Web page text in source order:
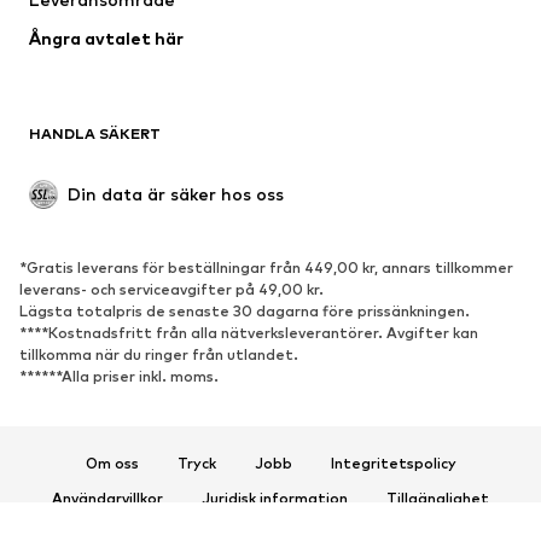
Tillfällen
Upcycling
Nytt
Boots & stövlar
Lågskor
Sportkläder
Sporttyper
Sportskor
ACCESSOARER
Ångra avtalet här
HANDLA SÄKERT
Din data är säker hos oss
*Gratis leverans för beställningar från 449,00 kr, annars tillkommer
leverans- och serviceavgifter på 49,00 kr.
Lägsta totalpris de senaste 30 dagarna före prissänkningen.
****Kostnadsfritt från alla nätverksleverantörer. Avgifter kan
tillkomma när du ringer från utlandet.
******Alla priser inkl. moms.
Om oss Tryck Jobb
Integritetspolicy
Användarvillkor
Juridisk information
Tillgänglighet